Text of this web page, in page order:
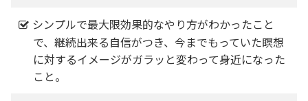
シンプルで最大限効果的なやり方がわかったこと
で、継続出来る自信がつき、今までもっていた瞑想
に対するイメージがガラッと変わって身近になった
こと。